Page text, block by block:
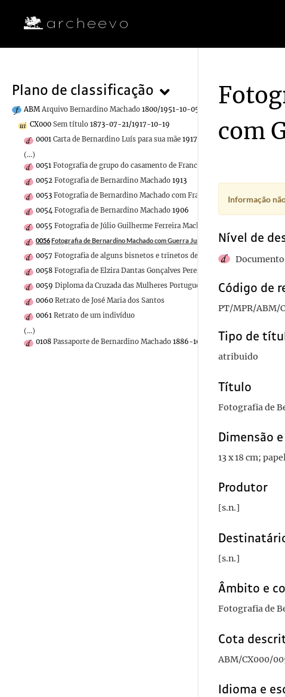
Plano de classificação
ABM Arquivo Bernardino Machado 1800/1951-10-05
CX000 Sem título 1873-07-21/1917-10-19
0001 Carta de Bernardino Luís para sua mãe 1917-12-01
(...)
0051 Fotografia de grupo do casamento de Francisco Maria Dantas
0052 Fotografia de Bernardino Machado 1913
0053 Fotografia de Bernardino Machado com Francisco Giner de Los Rios
0054 Fotografia de Bernardino Machado 1906
0055 Fotografia de Júlio Guilherme Ferreira Machado Vaz com os netos
0056Fotografia de Bernardino Machado com Guerra Junqueiro
0057 Fotografia de alguns bisnetos e trinetos de Bernardino Machado
2006
0058 Fotografia de Elzira Dantas Gonçalves Pereira
0059 Diploma da Cruzada das Mulheres Portuguesas
0060 Retrato de José Maria dos Santos
0061 Retrato de um indivíduo
(...)
0108 Passaporte de Bernardino Machado 1886-10-11
com
Informação
Nível de
Código de
PT/MPR/ABM/
Tipo de
atribuido
Título
Fotografia de
Dimensão
13 x 18 cm;
Produtor
[s.n.]
[s.n.]
Âmbito e
Fotografia de
Cota
ABM/CX000/
Idioma e